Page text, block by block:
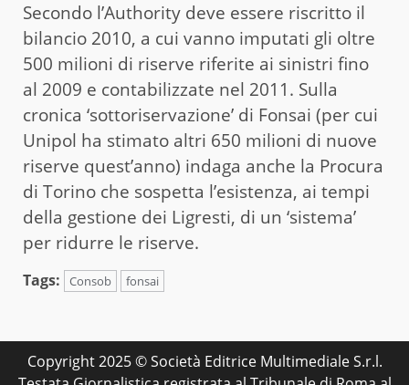
Secondo l’Authority deve essere riscritto il
bilancio 2010, a cui vanno imputati gli oltre
500 milioni di riserve riferite ai sinistri fino
al 2009 e contabilizzate nel 2011. Sulla
cronica ‘sottoriservazione’ di Fonsai (per cui
Unipol ha stimato altri 650 milioni di nuove
riserve quest’anno) indaga anche la Procura
di Torino che sospetta l’esistenza, ai tempi
della gestione dei Ligresti, di un ‘sistema’
per ridurre le riserve.
Tags: Consob fonsai
Copyright 2025 © Società Editrice Multimediale S.r.l.